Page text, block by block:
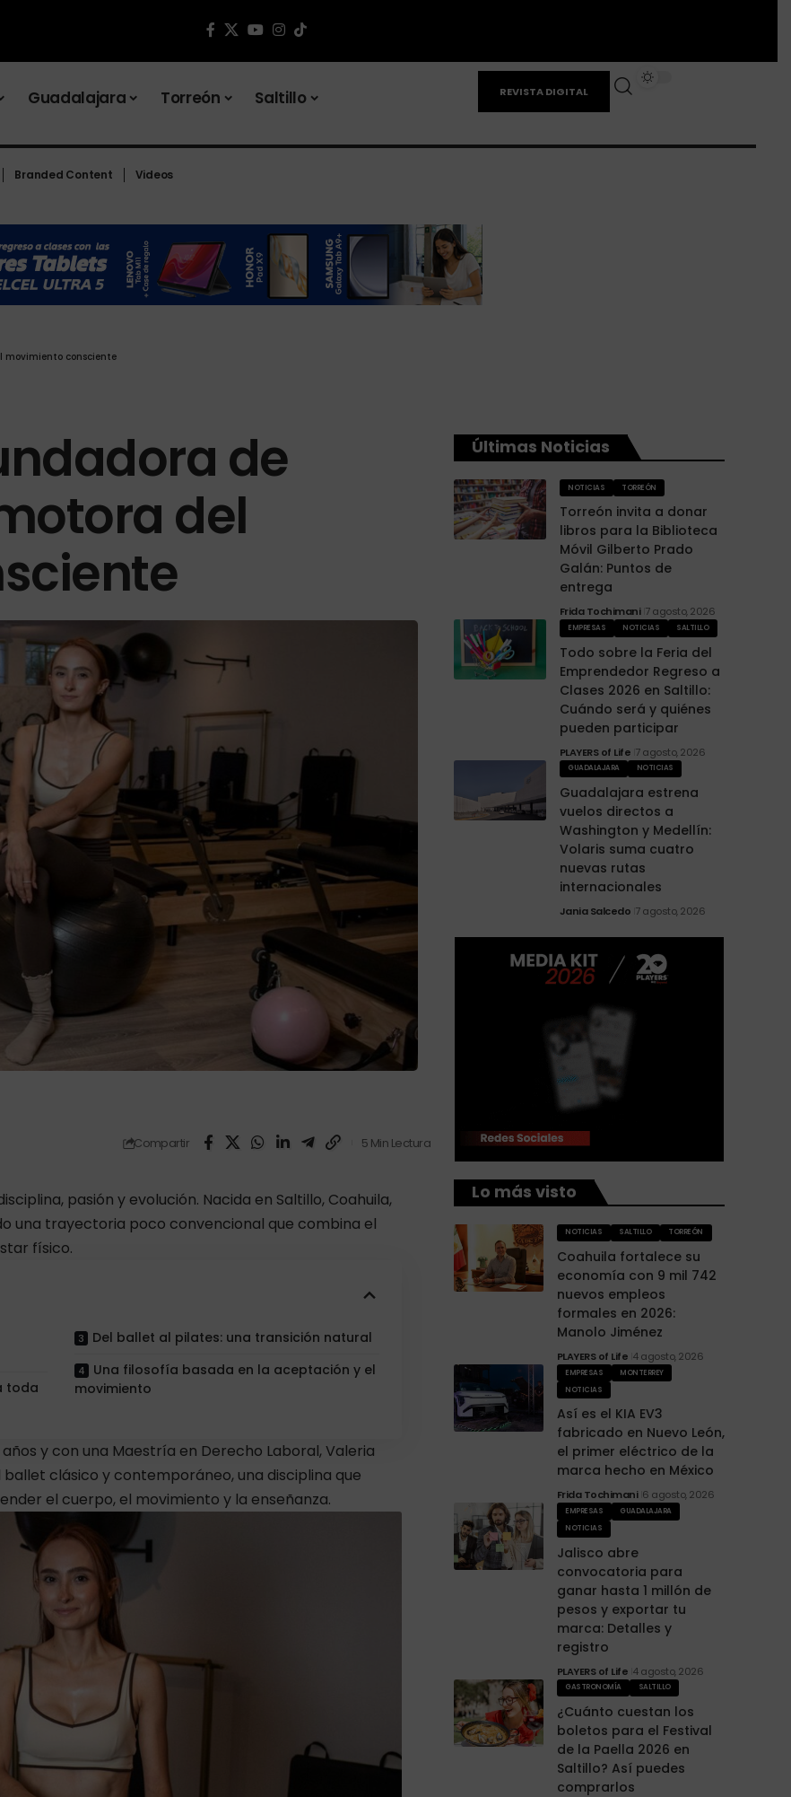
Guadalajara Torreón Saltillo REVISTA DIGITAL
Branded Content Videos
movimiento consciente
de
del
Compartir 5 Min Lectura
pasión y evolución. Nacida en Saltillo, Coahuila,
una trayectoria poco convencional que combina el
físico.
toda
Del ballet al pilates: una transición natural
Una filosofía basada en la aceptación y el
movimiento
y con una Maestría en Derecho Laboral, Valeria
clásico y contemporáneo, una disciplina que
el cuerpo, el movimiento y la enseñanza.
Últimas Noticias
NOTICIAS TORREÓN
Torreón invita a donar
libros para la Biblioteca
Móvil Gilberto Prado
Galán: Puntos de
entrega
Frida Tochimani 7 agosto, 2026
EMPRESAS NOTICIAS SALTILLO
Todo sobre la Feria del
Emprendedor Regreso a
Clases 2026 en Saltillo:
Cuándo será y quiénes
pueden participar
PLAYERS of Life 7 agosto, 2026
GUADALAJARA NOTICIAS
Guadalajara estrena
vuelos directos a
Washington y Medellín:
Volaris suma cuatro
nuevas rutas
internacionales
Jania Salcedo 7 agosto, 2026
Lo más visto
NOTICIAS SALTILLO TORREÓN
Coahuila fortalece su
economía con 9 mil 742
nuevos empleos
formales en 2026:
Manolo Jiménez
PLAYERS of Life 4 agosto, 2026
EMPRESAS
MONTERREY
NOTICIAS
Así es el KIA EV3
fabricado en Nuevo León,
el primer eléctrico de la
marca hecho en México
Frida Tochimani 6 agosto, 2026
EMPRESAS
GUADALAJARA
NOTICIAS
Jalisco abre
convocatoria para
ganar hasta 1 millón de
pesos y exportar tu
marca: Detalles y
registro
PLAYERS of Life 4 agosto, 2026
GASTRONOMÍA SALTILLO
¿Cuánto cuestan los
boletos para el Festival
de la Paella 2026 en
Saltillo? Así puedes
comprarlos